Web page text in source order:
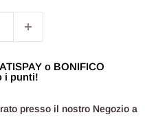
o BONIFICO
i punti!
presso il nostro Negozio a